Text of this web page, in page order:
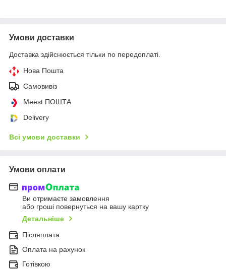
Умови доставки
Доставка здійснюється тільки по передоплаті.
Нова Пошта
Самовивіз
Meest ПОШТА
Delivery
Всі умови доставки
Умови оплати
Ви отримаєте замовлення
або гроші повернуться на вашу картку
Детальніше
Післяплата
Оплата на рахунок
Готівкою